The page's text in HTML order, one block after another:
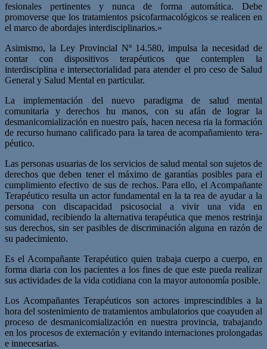
fesionales pertinentes y nunca de forma automática. Debe
promoverse que los tratamientos psicofarmacológicos se realicen en
el marco de abordajes interdisciplinarios.»
Asimismo, la Ley Provincial Nº 14.580, impulsa la necesidad de
contar con dispositivos terapéuticos que contemplen la
interdisciplina e intersectorialidad para atender el pro­ ceso de Salud
General y Salud Mental en particular.
La implementación del nuevo paradigma de salud mental
comunitaria y derechos hu­ manos, con su afán de lograr la
desmanicomialización en nuestro país, hacen necesa­ ria la formación
de recurso humano calificado para la tarea de acompañamiento tera­
péutico.
Las personas usuarias de los servicios de salud mental son sujetos de
derechos que deben tener el máximo de garantías posibles para el
cumplimiento efectivo de sus de­ rechos. Para ello, el Acompañante
Terapéutico resulta un actor fundamental en la ta­ rea de ayudar a la
persona con discapacidad psicosocial a vivir una vida en
comunidad, recibiendo la alternativa terapéutica que menos restrinja
sus derechos, sin ser pasibles de discriminación alguna en razón de
su padecimiento.
Es el Acompañante Terapéutico quien trabaja cuerpo a cuerpo, en
forma diaria con los pacientes a los fines de que este pueda realizar
sus actividades de la vida cotidiana con la mayor autonomía posible.
Los Acompañantes Terapéuticos son actores imprescindibles a la
hora del sostenimien­to de tratamientos ambulatorios que coayuden al
proceso de desmanicomialización en nuestra provincia, trabajando
en los procesos de externación y evitando internaciones prolongadas
e innecesarias.